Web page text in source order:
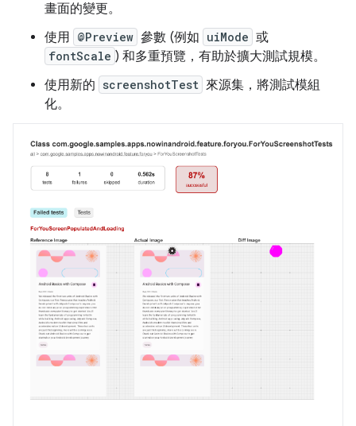
畫面的變更。
使用 @Preview 參數 (例如 uiMode 或
fontScale ) 和多重預覽，有助於擴大測試規模。
使用新的 screenshotTest 來源集，將測試模組
化。